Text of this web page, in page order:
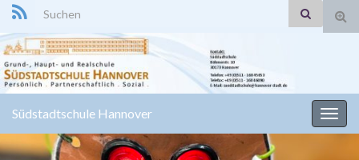
Search for:
Südstadtschule Hannover